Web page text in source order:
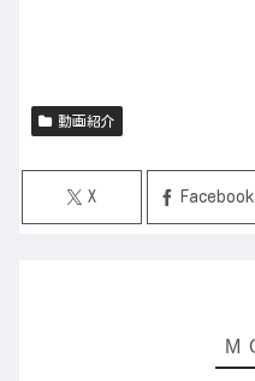
動画紹介
X Facebook